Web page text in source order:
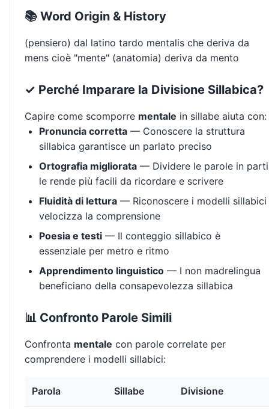
📚 Word Origin & History
(pensiero) dal latino tardo mentalis che deriva da
mens cioè "mente" (anatomia) deriva da mento
✓ Perché Imparare la Divisione Sillabica?
Capire come scomporre mentale in sillabe aiuta con:
Pronuncia corretta — Conoscere la struttura
sillabica garantisce un parlato preciso
Ortografia migliorata — Dividere le parole in parti
le rende più facili da ricordare e scrivere
Fluidità di lettura — Riconoscere i modelli sillabici
velocizza la comprensione
Poesia e testi — Il conteggio sillabico è
essenziale per metro e ritmo
Apprendimento linguistico — I non madrelingua
beneficiano della consapevolezza sillabica
📊 Confronto Parole Simili
Confronta mentale con parole correlate per
comprendere i modelli sillabici:
Parola Sillabe Divisione